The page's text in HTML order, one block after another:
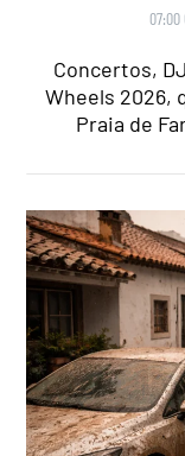
07:00
Concertos,
Wheels 2026,
Praia de